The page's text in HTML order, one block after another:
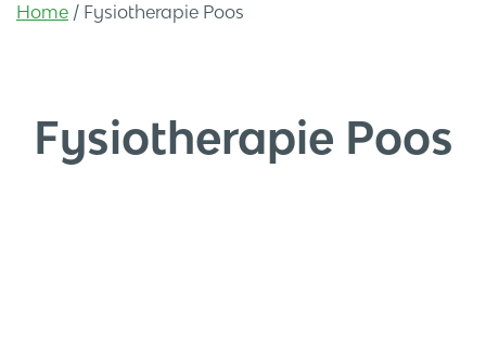
Home / Fysiotherapie Poos
Fysiotherapie Poos